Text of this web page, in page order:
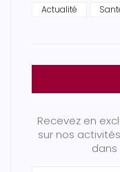
Actualité
Recevez en
sur nos